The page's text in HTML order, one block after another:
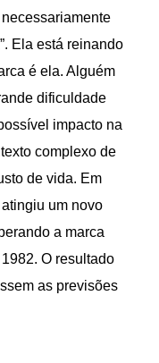
Ela está reinando
é ela. Alguém
dificuldade
impacto na
complexo de
de vida. Em
um novo
a marca
O resultado
as previsões